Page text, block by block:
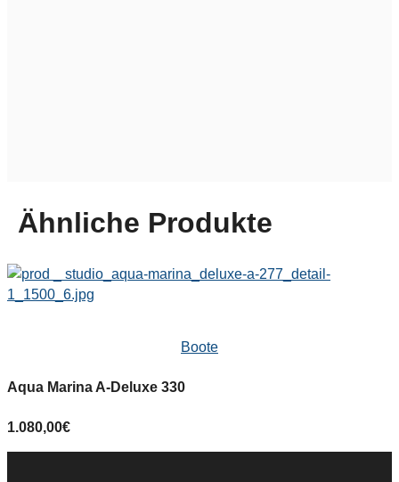
Ähnliche Produkte
Boote
Aqua Marina A-Deluxe 330
1.080,00€